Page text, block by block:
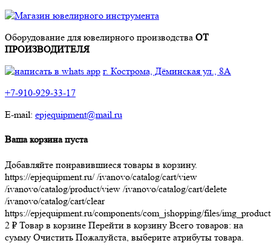
Оборудование для ювелирного производства ОТ
ПРОИЗВОДИТЕЛЯ
г. Кострома, Дёминская ул., 8А
+7-910-929-33-17
E-mail: epjequipment@mail.ru
Ваша корзина пуста
Добавляйте понравившиеся товары в корзину.
https://epjequipment.ru/ /ivanovo/catalog/cart/view
/ivanovo/catalog/product/view /ivanovo/catalog/cart/delete
/ivanovo/catalog/cart/clear
https://epjequipment.ru/components/com_jshopping/files/
2 ₽ Товар в корзине Перейти в корзину Всего товаров: на
сумму Очистить Пожалуйста, выберите атрибуты товара.